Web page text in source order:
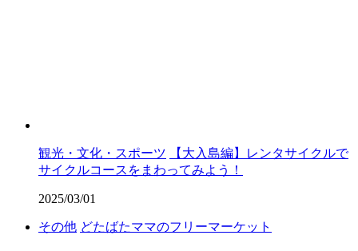
観光・文化・スポーツ
【大入島編】レンタサイクルで
サイクルコースをまわってみよう！
2025/03/01
その他 どたばたママのフリーマーケット